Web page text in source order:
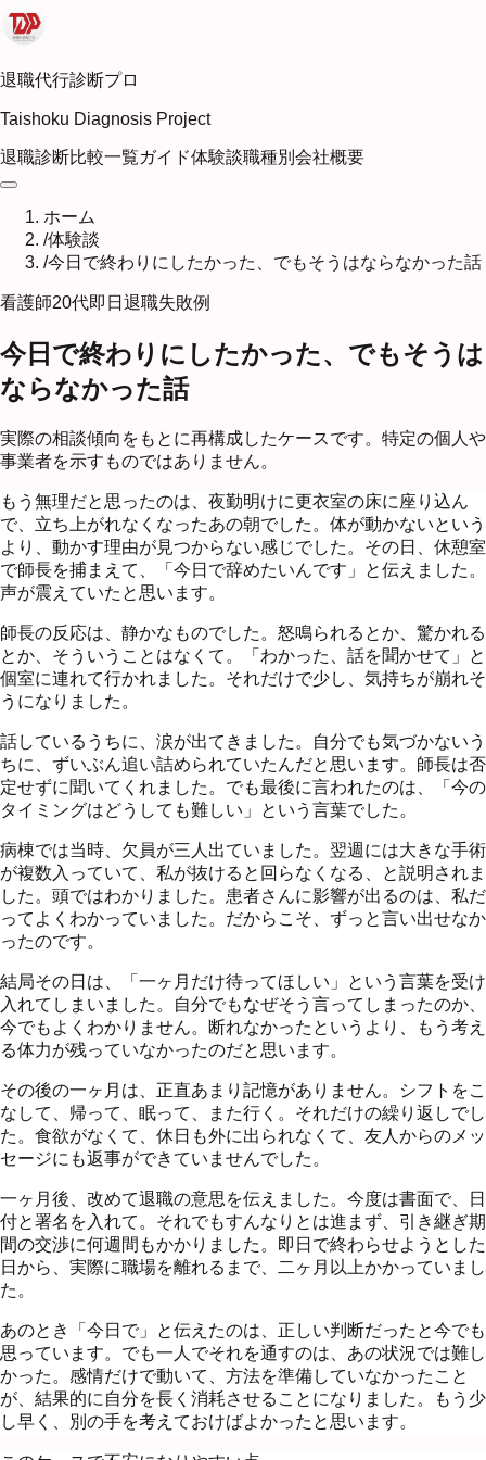
退職代行診断プロ
Taishoku Diagnosis Project
退職診断比較一覧ガイド体験談職種別 会社概要
ホーム
/体験談
/今日で終わりにしたかった、でもそうはならなかった話
看護師20代即日退職失敗例
今日で終わりにしたかった、でもそうは
ならなかった話
実際の相談傾向をもとに再構成したケースです。特定の個人や
事業者を示すものではありません。
もう無理だと思ったのは、夜勤明けに更衣室の床に座り込ん
で、立ち上がれなくなったあの朝でした。体が動かないという
より、動かす理由が見つからない感じでした。その日、休憩室
で師長を捕まえて、「今日で辞めたいんです」と伝えました。
声が震えていたと思います。
師長の反応は、静かなものでした。怒鳴られるとか、驚かれる
とか、そういうことはなくて。「わかった、話を聞かせて」と
個室に連れて行かれました。それだけで少し、気持ちが崩れそ
うになりました。
話しているうちに、涙が出てきました。自分でも気づかないう
ちに、ずいぶん追い詰められていたんだと思います。師長は否
定せずに聞いてくれました。でも最後に言われたのは、「今の
タイミングはどうしても難しい」という言葉でした。
病棟では当時、欠員が三人出ていました。翌週には大きな手術
が複数入っていて、私が抜けると回らなくなる、と説明されま
した。頭ではわかりました。患者さんに影響が出るのは、私だ
ってよくわかっていました。だからこそ、ずっと言い出せなか
ったのです。
結局その日は、「一ヶ月だけ待ってほしい」という言葉を受け
入れてしまいました。自分でもなぜそう言ってしまったのか、
今でもよくわかりません。断れなかったというより、もう考え
る体力が残っていなかったのだと思います。
その後の一ヶ月は、正直あまり記憶がありません。シフトをこ
なして、帰って、眠って、また行く。それだけの繰り返しでし
た。食欲がなくて、休日も外に出られなくて、友人からのメッ
セージにも返事ができていませんでした。
一ヶ月後、改めて退職の意思を伝えました。今度は書面で、日
付と署名を入れて。それでもすんなりとは進まず、引き継ぎ期
間の交渉に何週間もかかりました。即日で終わらせようとした
日から、実際に職場を離れるまで、二ヶ月以上かかっていまし
た。
あのとき「今日で」と伝えたのは、正しい判断だったと今でも
思っています。でも一人でそれを通すのは、あの状況では難し
かった。感情だけで動いて、方法を準備していなかったこと
が、結果的に自分を長く消耗させることになりました。もう少
し早く、別の手を考えておけばよかったと思います。